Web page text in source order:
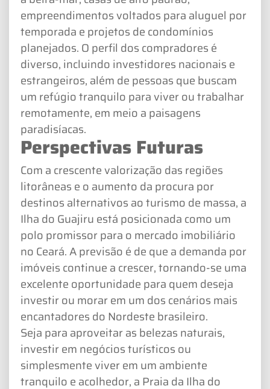
empreendimentos voltados para aluguel por
temporada e projetos de condomínios
planejados. O perfil dos compradores é
diverso, incluindo investidores nacionais e
estrangeiros, além de pessoas que buscam
um refúgio tranquilo para viver ou trabalhar
remotamente, em meio a paisagens
paradisíacas.
Perspectivas Futuras
Com a crescente valorização das regiões
litorâneas e o aumento da procura por
destinos alternativos ao turismo de massa, a
Ilha do Guajiru está posicionada como um
polo promissor para o mercado imobiliário
no Ceará. A previsão é de que a demanda por
imóveis continue a crescer, tornando-se uma
excelente oportunidade para quem deseja
investir ou morar em um dos cenários mais
encantadores do Nordeste brasileiro.
Seja para aproveitar as belezas naturais,
investir em negócios turísticos ou
simplesmente viver em um ambiente
tranquilo e acolhedor, a Praia da Ilha do